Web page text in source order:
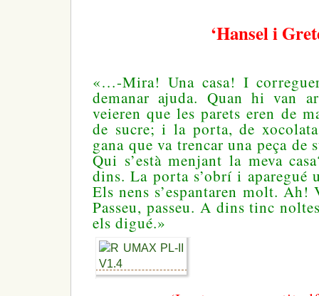
‘Hansel i
«…-Mira! Una casa! I
demanar ajuda. Quan hi van
veieren que les parets eren de
de sucre; i la porta, de
gana que va trencar una peça de
Qui s’està menjant la meva
dins. La porta s’obrí i
Els nens s’espantaren molt. Ah!
Passeu, passeu. A dins tinc
els digué.»